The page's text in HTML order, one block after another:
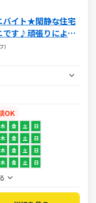
イト★閑静な住宅
です♪頑張りによっ
OK
木 金 土 日
木 金 土 日
木 金 土 日
木 金 土 日